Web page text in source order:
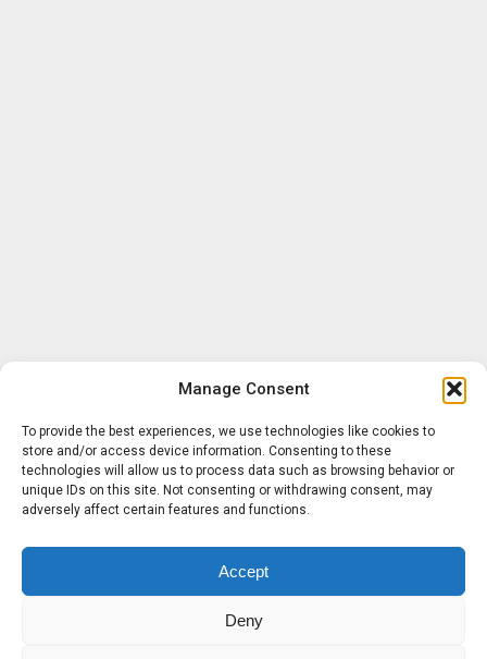
Manage Consent
To provide the best experiences, we use technologies like cookies to
store and/or access device information. Consenting to these
technologies will allow us to process data such as browsing behavior or
unique IDs on this site. Not consenting or withdrawing consent, may
adversely affect certain features and functions.
Accept
Deny